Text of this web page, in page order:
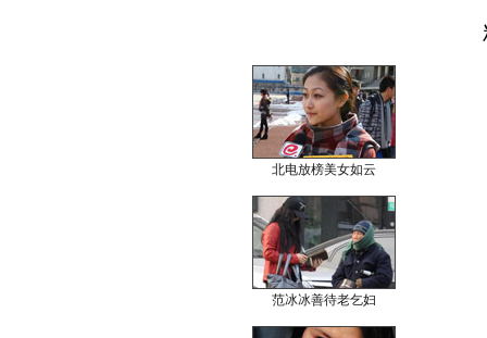
北电放榜美女如云
范冰冰善待老乞妇